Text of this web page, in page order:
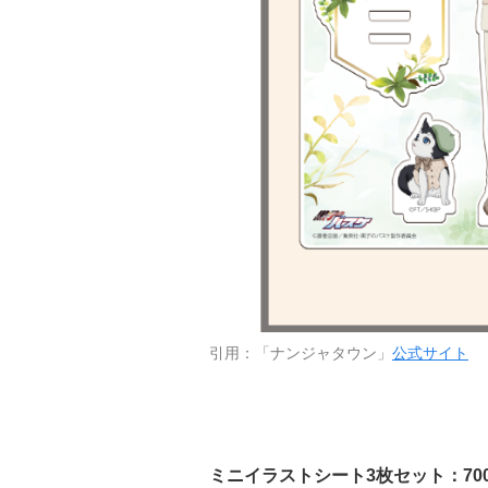
引用：「ナンジャタウン」 公式サイト
ミニイラストシート3枚セット：